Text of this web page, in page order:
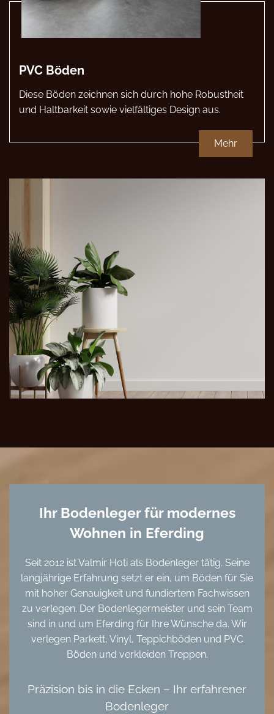
PVC Böden
Diese Böden zeichnen sich durch hohe Robustheit
und Haltbarkeit sowie vielfältiges Design aus.
Mehr
Ihr Bodenleger für modernes
Wohnen in Eferding
Seit 2012 ist Valmir Hoti als Bodenleger tätig. Seine
langjährige Erfahrung setzt er ein, um Böden für Sie
mit hoher Genauigkeit und fundiertem Fachwissen
zu verlegen. Der Bodenlegermeister und sein Team
sind in und um Eferding für Ihre Wünsche da. Wir
verlegen Parkett, Vinyl, Teppichböden und PVC
Böden und verkleiden Treppen.
Präzision bis in die Ecken – Ihr erfahrener
Bodenleger